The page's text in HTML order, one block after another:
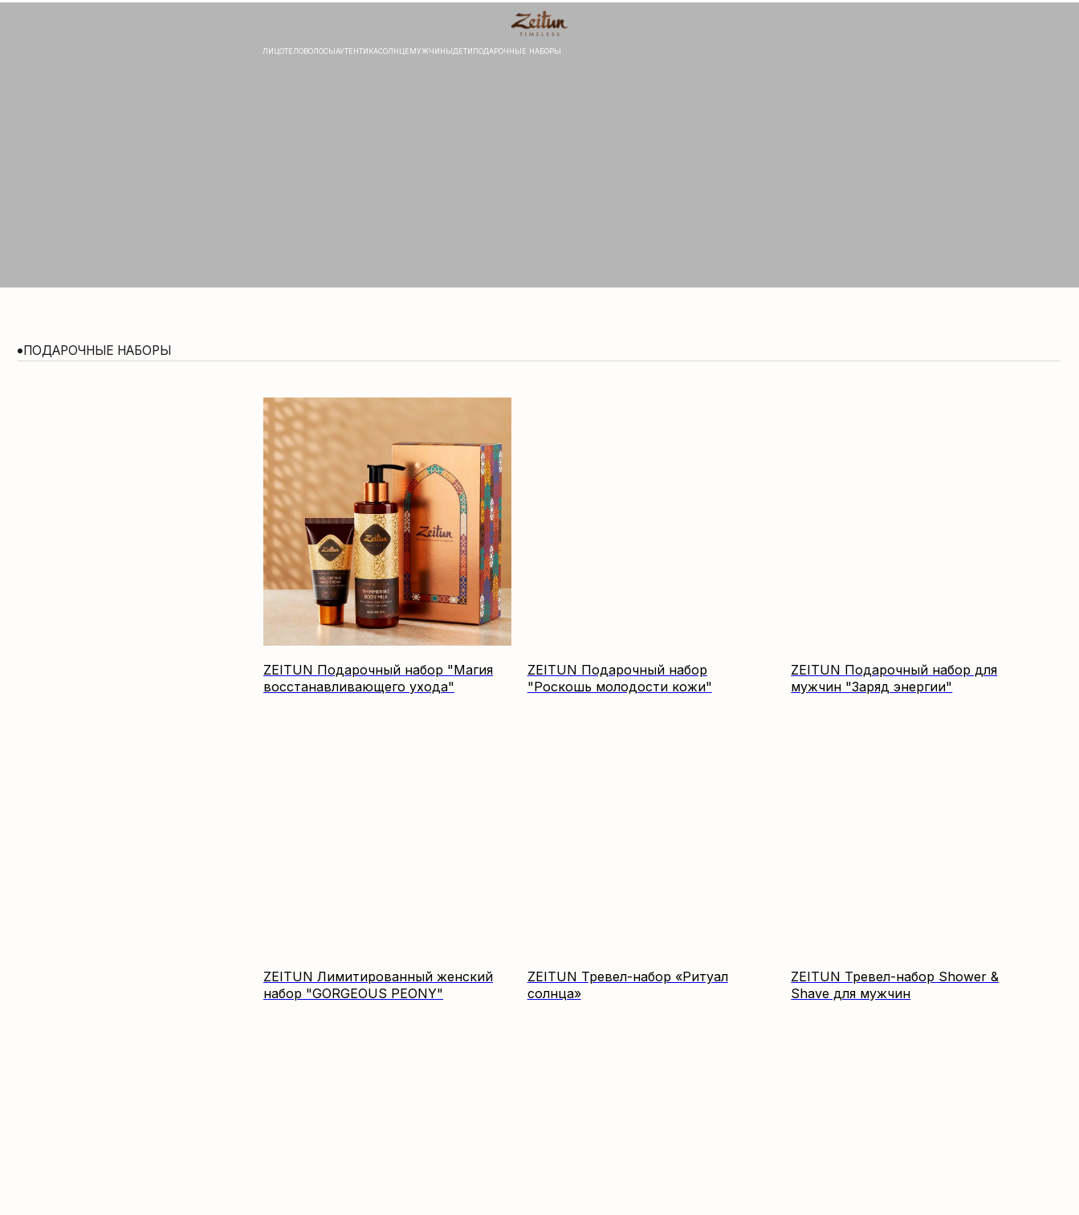
ZEITUN Подарочный набор "Магия
восстанавливающего ухода"
ZEITUN Подарочный набор
"Роскошь молодости кожи"
ZEITUN Подарочный набор для
мужчин "Заряд энергии"
ZEITUN Лимитированный женский
набор "GORGEOUS PEONY"
ZEITUN Тревел-набор «Ритуал
солнца»
ZEITUN Тревел-набор Shower &
Shave для мужчин